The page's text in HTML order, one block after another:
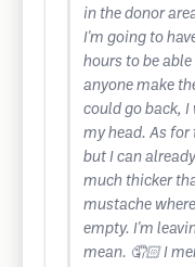
in the donor
I'm going to
hours to be
anyone make
could go back, I
my head. As for
but I can
much thicker
mustache
empty. I'm
mean. 🤦🏻 I